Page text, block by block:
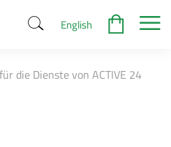
English
die Dienste von ACTIVE 24